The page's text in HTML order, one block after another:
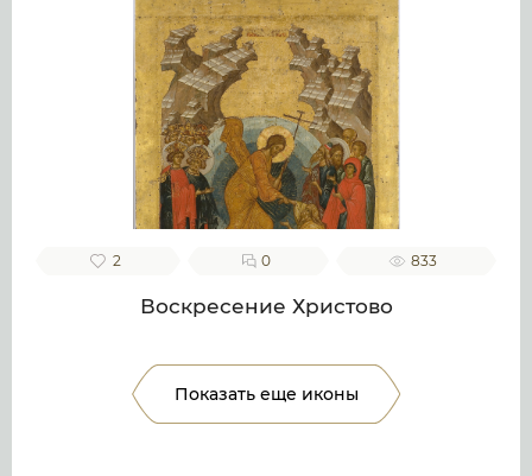
2 0 833
Воскресение Христово
Показать еще иконы